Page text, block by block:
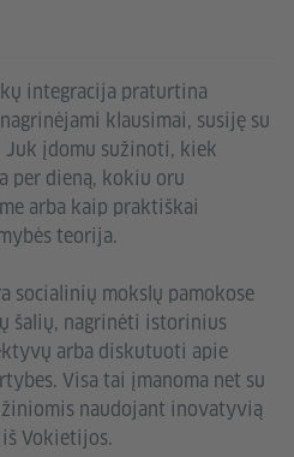
integracija praturtina
klausimai, susiję su
įdomu sužinoti, kiek
per dieną, kokiu oru
arba kaip praktiškai
teorija.
socialinių mokslų pamokose
šalių, nagrinėti istorinius
arba diskutuoti apie
Visa tai įmanoma net su
naudojant inovatyvią
Vokietijos.